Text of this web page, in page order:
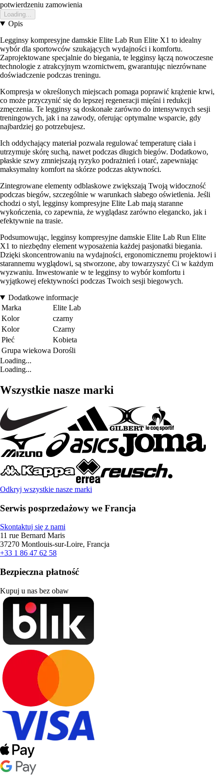
potwierdzeniu zamowienia
Loading...
Opis
Legginsy kompresyjne damskie Elite Lab Run Elite X1 to idealny
wybór dla sportowców szukających wydajności i komfortu.
Zaprojektowane specjalnie do biegania, te legginsy łączą nowoczesne
technologie z atrakcyjnym wzornictwem, gwarantując niezrównane
doświadczenie podczas treningu.
Kompresja w określonych miejscach pomaga poprawić krążenie krwi,
co może przyczynić się do lepszej regeneracji mięśni i redukcji
zmęczenia. Te legginsy są doskonałe zarówno do intensywnych sesji
treningowych, jak i na zawody, oferując optymalne wsparcie, gdy
najbardziej go potrzebujesz.
Ich oddychający materiał pozwala regulować temperaturę ciała i
utrzymuje skórę suchą, nawet podczas długich biegów. Dodatkowo,
płaskie szwy zmniejszają ryzyko podrażnień i otarć, zapewniając
maksymalny komfort na skórze podczas aktywności.
Zintegrowane elementy odblaskowe zwiększają Twoją widoczność
podczas biegów, szczególnie w warunkach słabego oświetlenia. Jeśli
chodzi o styl, legginsy kompresyjne Elite Lab mają staranne
wykończenia, co zapewnia, że wyglądasz zarówno elegancko, jak i
efektywnie na trasie.
Podsumowując, legginsy kompresyjne damskie Elite Lab Run Elite
X1 to niezbędny element wyposażenia każdej pasjonatki biegania.
Dzięki skoncentrowaniu na wydajności, ergonomicznemu projektowi i
starannemu wyglądowi, są stworzone, aby towarzyszyć Ci w każdym
wyzwaniu. Inwestowanie w te legginsy to wybór komfortu i
wyjątkowej efektywności podczas Twoich sesji biegowych.
Dodatkowe informacje
Marka
Elite Lab
Kolor
czarny
Kolor
Czarny
Płeć
Kobieta
Grupa wiekowa Dorośli
Loading...
Loading...
Wszystkie nasze marki
Odkryj wszystkie nasze marki
Serwis posprzedażowy we Francja
Skontaktuj się z nami
11 rue Bernard Maris
37270 Montlouis-sur-Loire, Francja
+33 1 86 47 62 58
Bezpieczna płatność
Kupuj u nas bez obaw